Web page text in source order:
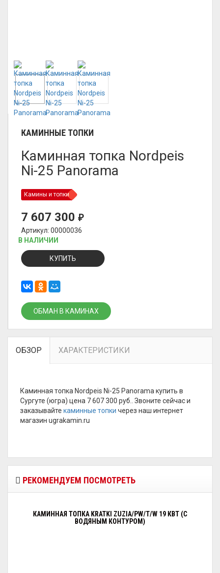
КАМИННЫЕ ТОПКИ
Каминная топка Nordpeis
Ni-25 Panorama
Камины и топки
7 607 300 ₽
Артикул: 00000036
В НАЛИЧИИ
КУПИТЬ
ОБМАН В КАМИНАХ
ОБЗОР ХАРАКТЕРИСТИКИ
Каминная топка Nordpeis Ni-25 Panorama купить в
Сургуте (югра) цена 7 607 300 руб.. Звоните сейчас и
заказывайте каминные топки через наш интернет
магазин ugrakamin.ru
РЕКОМЕНДУЕМ ПОСМОТРЕТЬ
КАМИННАЯ ТОПКА KRATKI ZUZIA/PW/T/W 19 КВТ (С
ВОДЯНЫМ КОНТУРОМ)